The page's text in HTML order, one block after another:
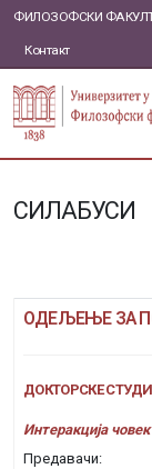
ФИЛОЗОФСКИ
Контакт
СИЛАБУСИ
ОДЕЉЕЊЕ ЗА
ДОКТОРСКЕ
Интеракција
Предавачи: